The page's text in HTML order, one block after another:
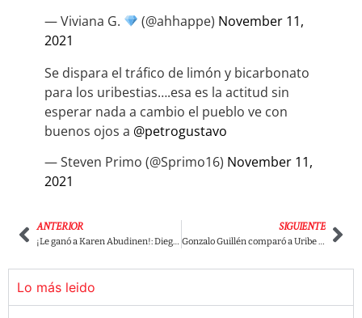
— Viviana G.
(@ahhappe) November 11,
2021
Se dispara el tráfico de limón y bicarbonato
para los uribestias….esa es la actitud sin
esperar nada a cambio el pueblo ve con
buenos ojos a @petrogustavo
— Steven Primo (@Sprimo16) November 11,
2021
ANTERIOR
¡Le ganó a Karen Abudinen!: Diego Molano, el peor funcionario en la historia según Cifras y Conceptos.
SIGUIENTE
Gonzalo Guillén comparó a Uribe con Pablo Escobar, luego de la decisión de la Corte Constitucional.
Lo más leido